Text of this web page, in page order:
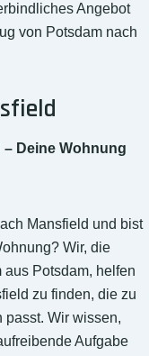
Angebot
von Potsdam nach
Deine Wohnung
Mansfield und bist
Wir, die
Potsdam, helfen
zu finden, die zu
Wir wissen,
Aufgabe